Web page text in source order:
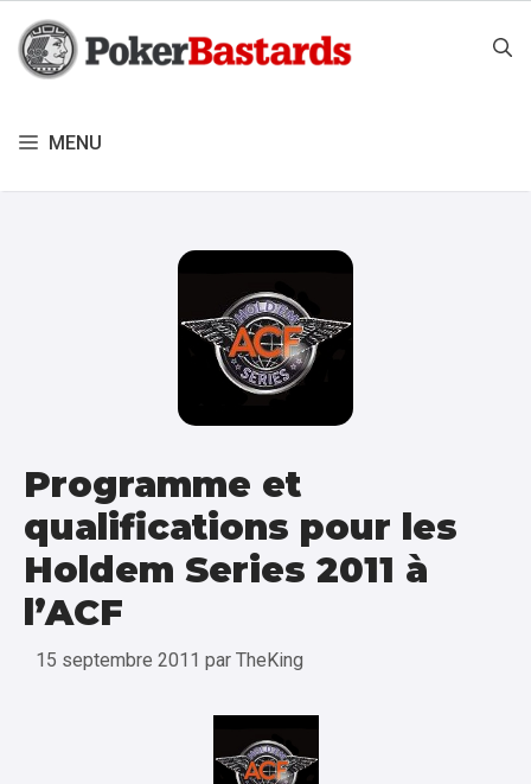
contenu
MENU
Programme et
qualifications pour les
Holdem Series 2011 à
l’ACF
15 septembre 2011 par TheKing